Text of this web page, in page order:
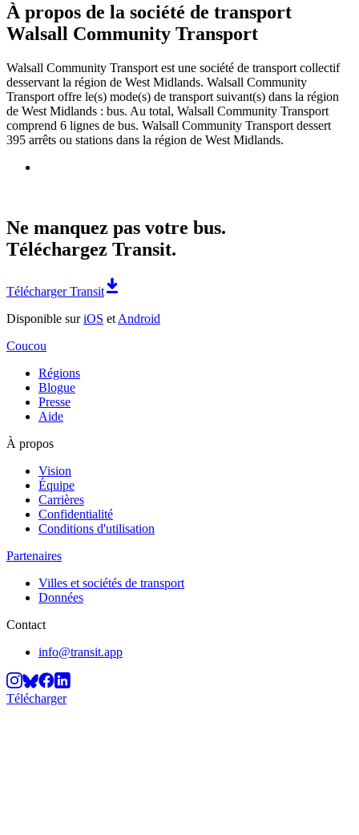
À propos de la société de transport
Walsall Community Transport
Walsall Community Transport est une société de transport collectif
desservant la région de West Midlands. Walsall Community
Transport offre le(s) mode(s) de transport suivant(s) dans la région
de West Midlands : bus. Au total, Walsall Community Transport
comprend 6 lignes de bus. Walsall Community Transport dessert
395 arrêts ou stations dans la région de West Midlands.
Ne manquez pas votre bus.
Téléchargez Transit.
Télécharger Transit
Disponible suriOS et Android
Coucou
Régions
Blogue
Presse
Aide
À propos
Vision
Équipe
Carrières
Confidentialité
Conditions d'utilisation
Partenaires
Villes et sociétés de transport
Données
Contact
info@transit.app
Télécharger